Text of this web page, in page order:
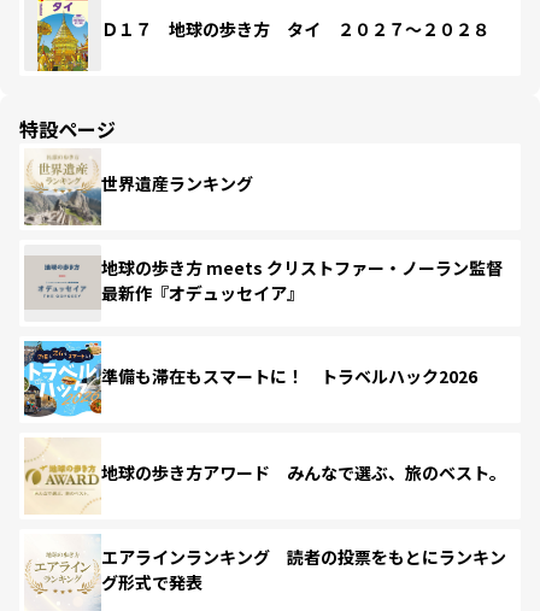
Ｄ１７ 地球の歩き方 タイ ２０２７～２０２８
特設ページ
世界遺産ランキング
地球の歩き方 meets クリストファー・ノーラン監督
最新作『オデュッセイア』
準備も滞在もスマートに！ トラベルハック2026
地球の歩き方アワード みんなで選ぶ、旅のベスト。
エアラインランキング 読者の投票をもとにランキン
グ形式で発表